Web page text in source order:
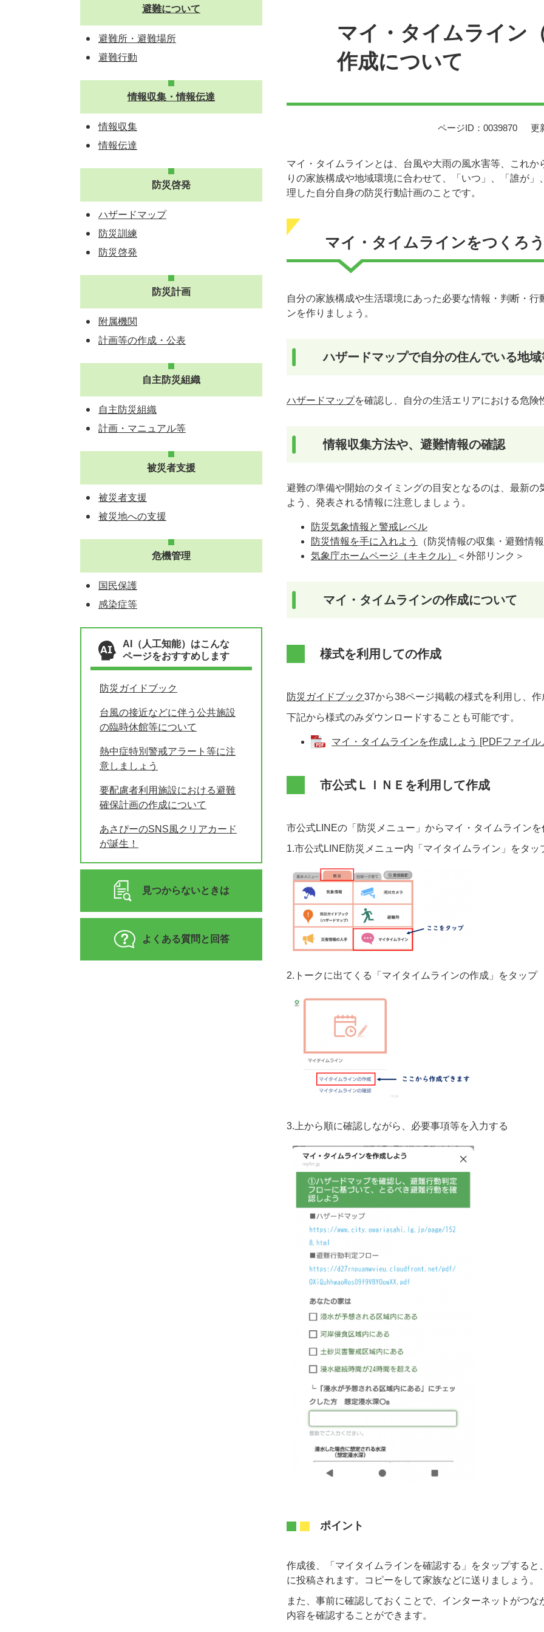
マイ・タイムライン
作成について
ページID：0039870 更
マイ・タイムラインとは、台風や大雨の風水害等、これ
りの家族構成や地域環境に合わせて、「いつ」、「誰が
理した自分自身の防災行動計画のことです。
マイ・タイムラインをつくろう
自分の家族構成や生活環境にあった必要な情報・判断・
ンを作りましょう。
ハザードマップで自分の住んでいる地
ハザードマップを確認し、自分の生活エリアにおける危険
情報収集方法や、避難情報の確認
避難の準備や開始のタイミングの目安となるのは、最新
よう、発表される情報に注意しましょう。
防災気象情報と警戒レベル
防災情報を手に入れよう
（防災情報の収集・避難情報
気象庁ホームページ（キキクル）
＜外部リンク＞
マイ・タイムラインの作成について
様式を利用しての作成
防災ガイドブック37から38ページ掲載の様式を利用し、作
下記から様式のみダウンロードすることも可能です。
マイ・タイムラインを作成しよう [PDFファイル
市公式ＬＩＮＥを利用して作成
市公式LINEの「防災メニュー」からマイ・タイムラインを
1.市公式LINE防災メニュー内「マイタイムライン」をタッ
2.トークに出てくる「マイタイムラインの作成」をタップ
3.上から順に確認しながら、必要事項等を入力する
ポイント
作成後、「マイタイムラインを確認する」をタップする
に投稿されます。コピーをして家族などに送りましょう。
また、事前に確認しておくことで、インターネットがつ
内容を確認することができます。
避難について
避難所・避難場所
避難行動
情報収集・情報伝達
情報収集
情報伝達
防災啓発
ハザードマップ
防災訓練
防災啓発
防災計画
附属機関
計画等の作成・公表
自主防災組織
自主防災組織
計画・マニュアル等
被災者支援
被災者支援
被災地への支援
危機管理
国民保護
感染症等
AI（人工知能）はこんな
ページをおすすめします
防災ガイドブック
台風の接近などに伴う公共施設
の臨時休館等について
熱中症特別警戒アラート等に注
意しましょう
要配慮者利用施設における避難
確保計画の作成について
あさぴーのSNS風クリアカード
が誕生！
見つからないときは
よくある質問と回答